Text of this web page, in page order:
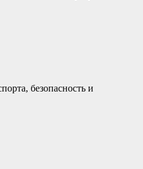
безопасность и